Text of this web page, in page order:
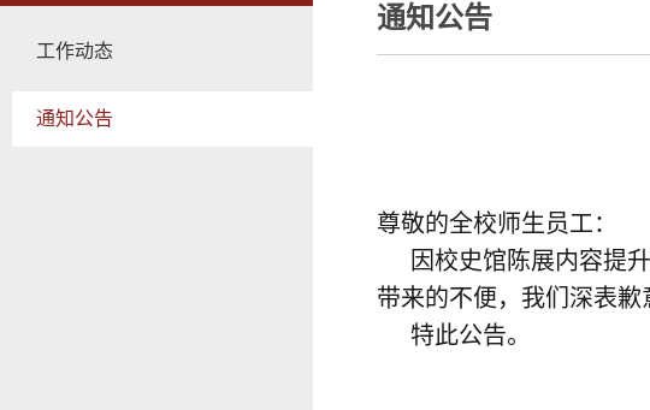
工作动态
通知公告
通知公告
尊敬的全校师生员工：
因校史馆陈展内容提
带来的不便，我们深表歉
特此公告。